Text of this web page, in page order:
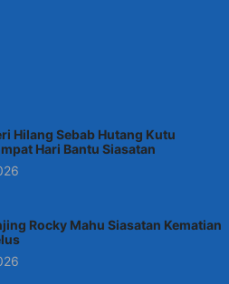
Hilang Sebab Hutang Kutu
Hari Bantu Siasatan
Rocky Mahu Siasatan Kematian